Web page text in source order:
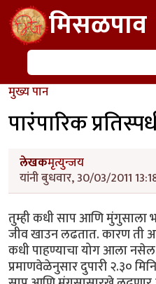
Skip to main contentमिसळपाव
शोध
मुख्य पान
पारंपारिक
लेखकमृत्युन्जय
यांनी बुधवार, 30/03/2011
तुम्ही कधी साप आणि मुंगुसाला
जीव खाउन लढतात. कारण ती
कधी पाहण्याचा योग आला
प्रमाणवेळेनुसार दुपारी २.३०